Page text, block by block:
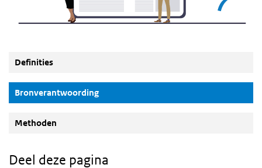
Definities
Bronverantwoording(Actieve knop)
Methoden
Deel deze pagina